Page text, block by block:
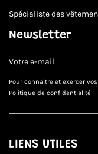
Spécialiste des
Newsletter
VOUS
POUR
RECEVOIR
LES
OFFRES
ET
Pour connaitre et exercer
Politique de confidentialité
LIENS UTILES